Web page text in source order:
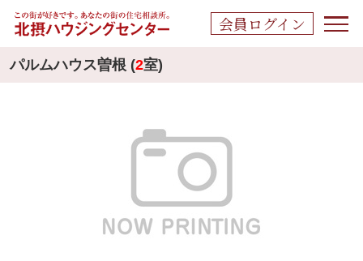
会員ログイン
パルムハウス曽根 (2室)